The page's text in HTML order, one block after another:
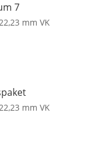
7
mm VK
mm VK